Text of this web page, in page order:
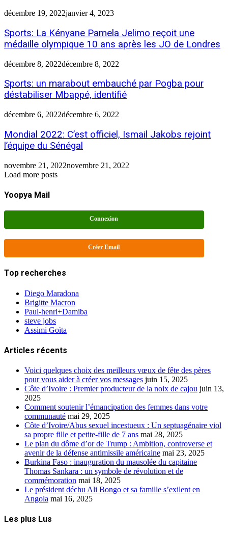
décembre 19, 2022janvier 4, 2023
Sports: La Kényane Pamela Jelimo reçoit une
médaille olympique 10 ans après les JO de Londres
décembre 8, 2022décembre 8, 2022
Sports: un marabout embauché par Pogba pour
déstabiliser Mbappé, identifié
décembre 6, 2022décembre 6, 2022
Mondial 2022: C’est officiel, Ismail Jakobs rejoint
l’équipe du Sénégal
novembre 21, 2022novembre 21, 2022
Load more posts
Yoopya Mail
Connexion
Créer Email
Top recherches
Diego Maradona
Brigitte Macron
Paul-henri+Damiba
steve jobs
Assimi Goïta
Articles récents
Voici quelques choix des meilleurs vœux de fête des pères
pour vous aider à créer vos messages juin 15, 2025
Côte d’Ivoire : Premier producteur de la noix de cajou juin 13,
2025
Comment soutenir l’émancipation des femmes dans votre
communauté mai 29, 2025
Côte d’Ivoire/Abus sexuel incestueux : Un septuagénaire viol
sa propre fille et petite-fille de 7 ans mai 28, 2025
Le plan du dôme d’or de Trump : Ambition, controverse et
avenir de la défense antimissile américaine mai 23, 2025
Burkina Faso : inauguration du mausolée du capitaine
Thomas Sankara : un symbole de révolution et de
commémoration mai 18, 2025
Le président déchu Ali Bongo et sa famille s’exilent en
Angola mai 16, 2025
Les plus Lus